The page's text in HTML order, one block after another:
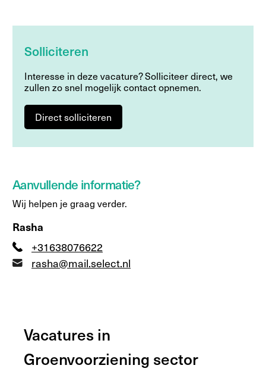
Solliciteren
Interesse in deze vacature? Solliciteer direct, we
zullen zo snel mogelijk contact opnemen.
Direct solliciteren
Aanvullende informatie?
Wij helpen je graag verder.
Rasha
+31638076622
rasha@mail.select.nl
Vacatures in
Groenvoorziening sector